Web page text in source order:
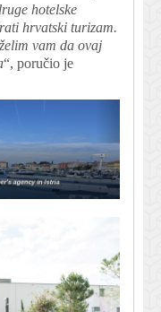
hotelske
hrvatski turizam.
vam da ovaj
“, poručio je